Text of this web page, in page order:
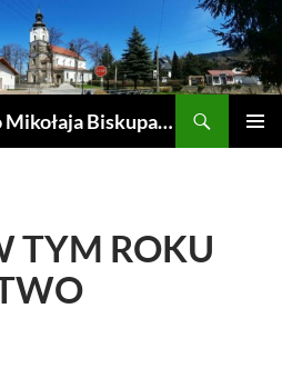
Strona Parafii Świętego Mikołaja Biskupa w Żegocinie
TYM ROKU